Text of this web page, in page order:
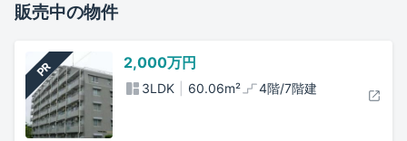
販売中の物件
PR 2,000万円
3LDK 60.06m² 4階/7階建